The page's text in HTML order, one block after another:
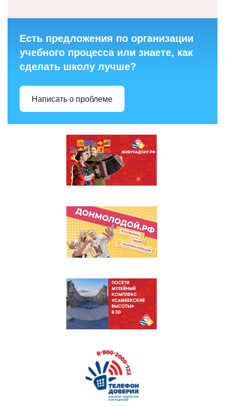
Есть предложения по организации
учебного процесса или знаете, как
сделать школу лучше?
Написать о проблеме